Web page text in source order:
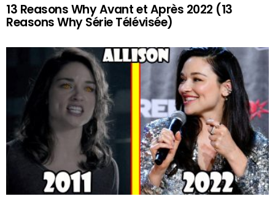
13 Reasons Why Avant et Après 2022 (13
Reasons Why Série Télévisée)